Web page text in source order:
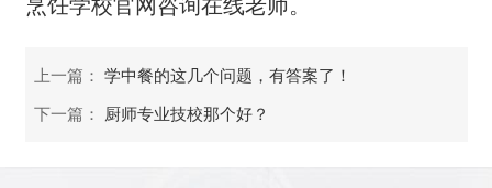
烹饪学校官网咨询在线老师。
上一篇： 学中餐的这几个问题，有答案了！
下一篇：
厨师专业技校那个好？